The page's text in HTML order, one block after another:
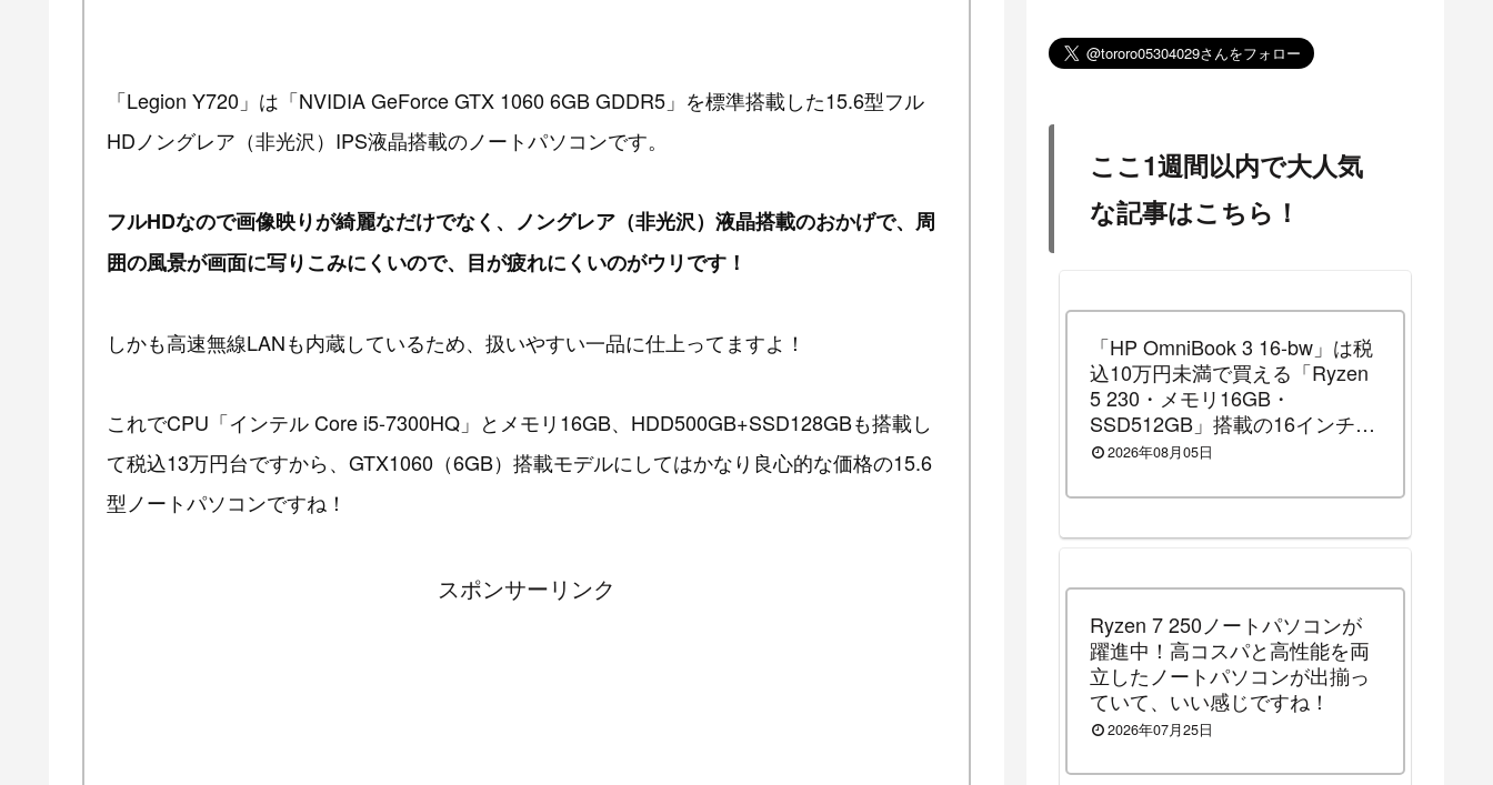
「Legion Y720」は「NVIDIA GeForce GTX 1060 6GB GDDR5」を標準搭載した15.6型フル
HDノングレア（非光沢）IPS液晶搭載のノートパソコンです。
フルHDなので画像映りが綺麗なだけでなく、ノングレア（非光沢）液晶搭載のおかげで、周
囲の風景が画面に写りこみにくいので、目が疲れにくいのがウリです！
しかも高速無線LANも内蔵しているため、扱いやすい一品に仕上ってますよ！
これでCPU「インテル Core i5-7300HQ」とメモリ16GB、HDD500GB+SSD128GBも搭載し
て税込13万円台ですから、GTX1060（6GB）搭載モデルにしてはかなり良心的な価格の15.6
型ノートパソコンですね！
スポンサーリンク
ここ1週間以内で大人気
な記事はこちら！
「HP OmniBook 3 16-bw」は税
込10万円未満で買える「Ryzen
5 230・メモリ16GB・
SSD512GB」搭載の16インチノ
ートパソコンです！（2026年8
ル中）
2026年08月05日
Ryzen 7 250ノートパソコンが
躍進中！高コスパと高性能を両
立したノートパソコンが出揃っ
ていて、いい感じですね！
2026年07月25日